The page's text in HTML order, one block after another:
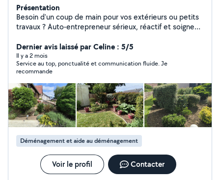
Présentation
Besoin d'un coup de main pour vos extérieurs ou petits
travaux ? Auto-entrepreneur sérieux, réactif et soigneux,
l'aménagement et le bricolage. Travail propre
Intervention rapide Devis gratuit Prix justes Espaces
verts & aménagement Tonte, débroussaillage,
désherbage, taille de haies et arbustes, élagage,
abattage, remise en état de terrain, évacuation des
déchets verts. Abri de jardin Montage, rénovation,
réparation, toiture, renforcement de structure. Petits
travaux & bricolage Intérieur : lustres, prises,
interrupteurs, peinture, montage de meubles. Extérieur :
clôtures, marquise, barrières, bordures, petits
aménagements. Nettoyage haute pression Terrasses,
allées, murets, façades. Débarras rapide Maison,
garage, terrain : encombrants, meubles, métaux,
déchets verts. Secteur : Nevers et 50 km au alentour
Dernier avis laissé par Celine : 5/5
Il y a 2 mois
Service au top, ponctualité et communication fluide. Je
recommande
Déménagement et aide au déménagement
Voir le profil Contacter